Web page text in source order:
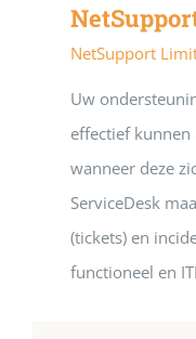
NetSupport
Uw
effectief
wanneer deze
ServiceDesk
(tickets) en
functioneel en